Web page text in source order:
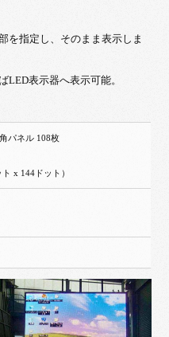
を指定し、そのまま表示しま
LED表示器へ表示可能。
角パネル 108枚
x 144ドット）